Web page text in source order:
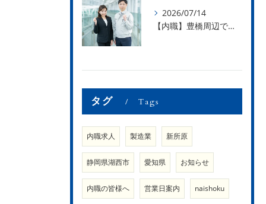
2026/07/14
【内職】豊橋周辺で内職のお仕事を探している方募集中！【内職さまのお声②】
タグ Tags
内職求人 製造業 新所原
静岡県湖西市 愛知県 お知らせ
内職の皆様へ 営業日案内 naishoku